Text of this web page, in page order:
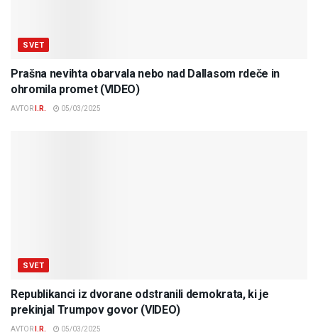
SVET
Prašna nevihta obarvala nebo nad Dallasom rdeče in
ohromila promet (VIDEO)
AVTOR I.R. 05/03/2025
SVET
Republikanci iz dvorane odstranili demokrata, ki je
prekinjal Trumpov govor (VIDEO)
AVTOR I.R. 05/03/2025